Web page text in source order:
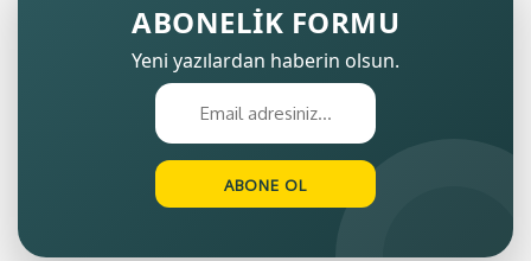
ABONELİK FORMU
Yeni yazılardan haberin olsun.